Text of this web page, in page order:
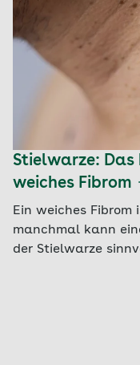
Stielwarze:
weiches Fibrom
Ein weiches
manchmal kann
der Stielwarze